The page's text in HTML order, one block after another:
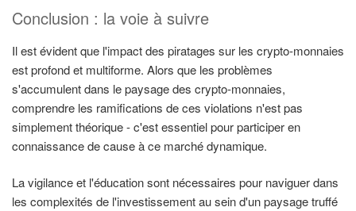
Conclusion : la voie à suivre
Il est évident que l'impact des piratages sur les crypto-monnaies
est profond et multiforme. Alors que les problèmes
s'accumulent dans le paysage des crypto-monnaies,
comprendre les ramifications de ces violations n'est pas
simplement théorique - c'est essentiel pour participer en
connaissance de cause à ce marché dynamique.
La vigilance et l'éducation sont nécessaires pour naviguer dans
les complexités de l'investissement au sein d'un paysage truffé